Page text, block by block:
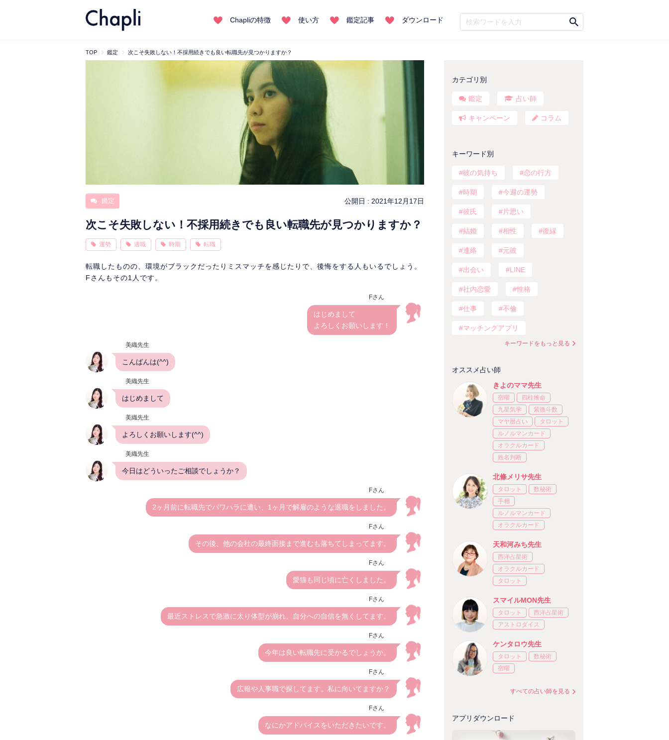
Chapliの特徴 使い方 鑑定記事 ダウンロード
TOP 鑑定 次こそ失敗しない！不採用続きでも良い転職先が見つかりますか？
鑑定 公開日 : 2021年12月17日
次こそ失敗しない！不採用続きでも良い転職先が見つかりますか？
運勢 適職 時期 転職
転職したものの、環境がブラックだったりミスマッチを感じたりで、後悔をする人もいるでしょう。
Fさんもその1人です。
Fさん
はじめまして
よろしくお願いします！
美織先生
こんばんは(^^)
美織先生
はじめまして
美織先生
よろしくお願いします(^^)
美織先生
今日はどういったご相談でしょうか？
Fさん
2ヶ月前に転職先でパワハラに遭い、1ヶ月で解雇のような退職をしました。
Fさん
その後、他の会社の最終面接まで進むも落ちてしまってます。
Fさん
愛猫も同じ頃に亡くしました。
Fさん
最近ストレスで急激に太り体型が崩れ、自分への自信を無くしてます。
Fさん
今年は良い転職先に受かるでしょうか。
Fさん
広報や人事職で探してます。私に向いてますか？
Fさん
なにかアドバイスをいただきたいです。
カテゴリ別
鑑定 占い師
キャンペーン コラム
キーワード別
彼の気持ち 恋の行方
時期 今週の運勢
彼氏 片思い
結婚 相性 復縁
連絡 元彼
出会い LINE
社内恋愛 性格
仕事 不倫
マッチングアプリ
キーワードをもっと見る
オススメ占い師
きよのママ先生
宿曜
四柱推命
九星気学
紫微斗数
マヤ暦占い
タロット
ルノルマンカード
オラクルカード
姓名判断
北條メリサ先生
タロット
数秘術
手相
ルノルマンカード
オラクルカード
天和河みち先生
西洋占星術
オラクルカード
タロット
スマイルMON先生
タロット
西洋占星術
アストロダイス
ケンタロウ先生
タロット
数秘術
宿曜
すべての占い師を見る
アプリダウンロード